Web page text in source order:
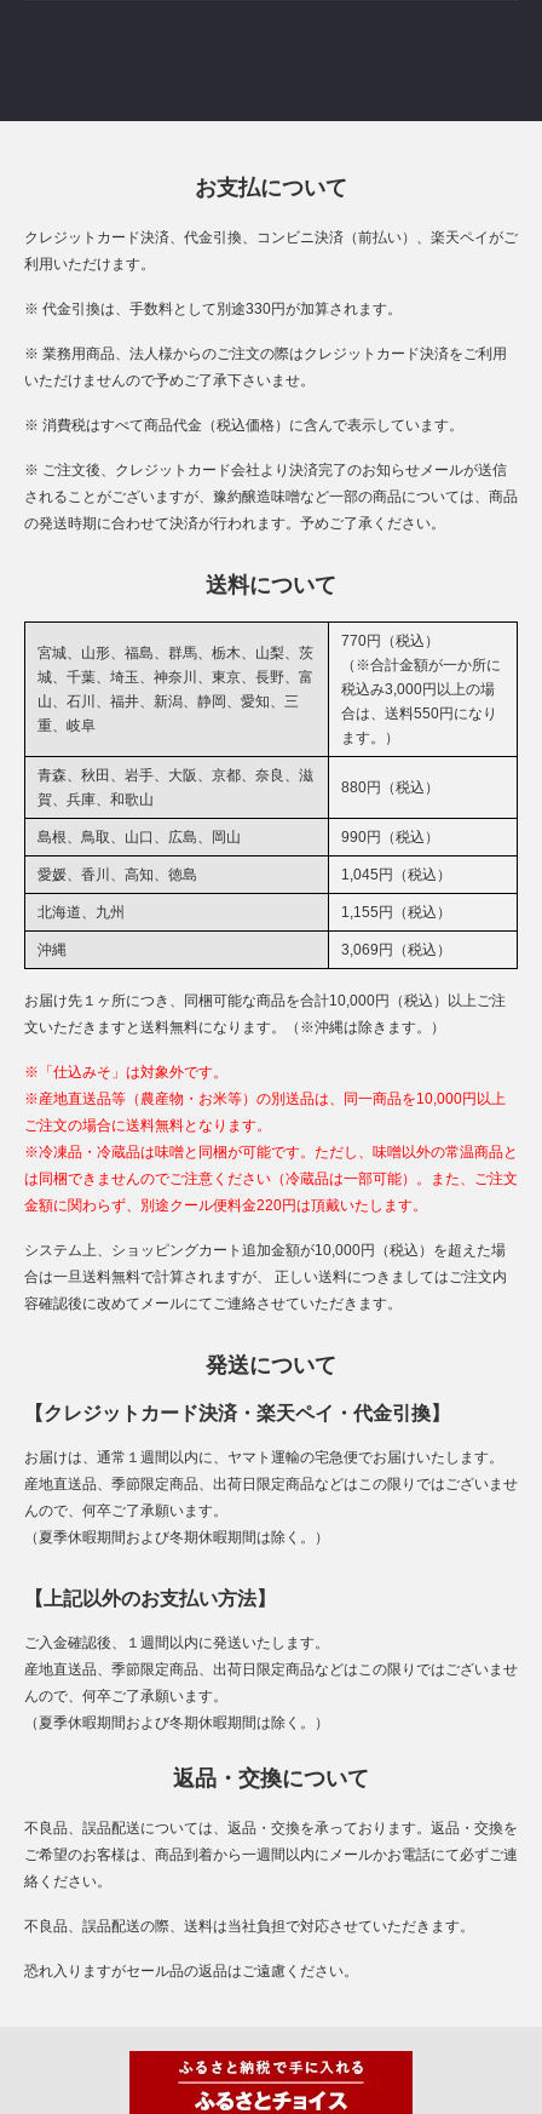
お支払について
クレジットカード決済、代金引換、コンビニ決済（前払い）、楽天ペイがご
利用いただけます。
※ 代金引換は、手数料として別途330円が加算されます。
※ 業務用商品、法人様からのご注文の際はクレジットカード決済をご利用
いただけませんので予めご了承下さいませ。
※ 消費税はすべて商品代金（税込価格）に含んで表示しています。
※ ご注文後、クレジットカード会社より決済完了のお知らせメールが送信
されることがございますが、豫約醸造味噌など一部の商品については、商品
の発送時期に合わせて決済が行われます。予めご了承ください。
送料について
宮城、山形、福島、群馬、栃木、山梨、茨
城、千葉、埼玉、神奈川、東京、長野、富
山、石川、福井、新潟、静岡、愛知、三
重、岐阜
770円（税込）
（※合計金額が一か所に
税込み3,000円以上の場
合は、送料550円になり
ます。）
青森、秋田、岩手、大阪、京都、奈良、滋
賀、兵庫、和歌山
880円（税込）
島根、鳥取、山口、広島、岡山 990円（税込）
愛媛、香川、高知、徳島 1,045円（税込）
北海道、九州 1,155円（税込）
沖縄 3,069円（税込）
お届け先１ヶ所につき、同梱可能な商品を合計10,000円（税込）以上ご注
文いただきますと送料無料になります。（※沖縄は除きます。）
※「仕込みそ」は対象外です。
※産地直送品等（農産物・お米等）の別送品は、同一商品を10,000円以上
ご注文の場合に送料無料となります。
※冷凍品・冷蔵品は味噌と同梱が可能です。ただし、味噌以外の常温商品と
は同梱できませんのでご注意ください（冷蔵品は一部可能）。また、ご注文
金額に関わらず、別途クール便料金220円は頂戴いたします。
システム上、ショッピングカート追加金額が10,000円（税込）を超えた場
合は一旦送料無料で計算されますが、 正しい送料につきましてはご注文内
容確認後に改めてメールにてご連絡させていただきます。
発送について
【クレジットカード決済・楽天ペイ・代金引換】
お届けは、通常１週間以内に、ヤマト運輸の宅急便でお届けいたします。
産地直送品、季節限定商品、出荷日限定商品などはこの限りではございませ
んので、何卒ご了承願います。
（夏季休暇期間および冬期休暇期間は除く。）
【上記以外のお支払い方法】
ご入金確認後、１週間以内に発送いたします。
産地直送品、季節限定商品、出荷日限定商品などはこの限りではございませ
んので、何卒ご了承願います。
（夏季休暇期間および冬期休暇期間は除く。）
返品・交換について
不良品、誤品配送については、返品・交換を承っております。返品・交換を
ご希望のお客様は、商品到着から一週間以内にメールかお電話にて必ずご連
絡ください。
不良品、誤品配送の際、送料は当社負担で対応させていただきます。
恐れ入りますがセール品の返品はご遠慮ください。